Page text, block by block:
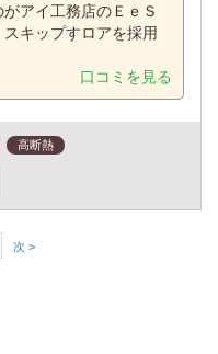
アイ工務店のＥｅＳ
キップすロアを採用
口コミを見る
高断熱
次 >